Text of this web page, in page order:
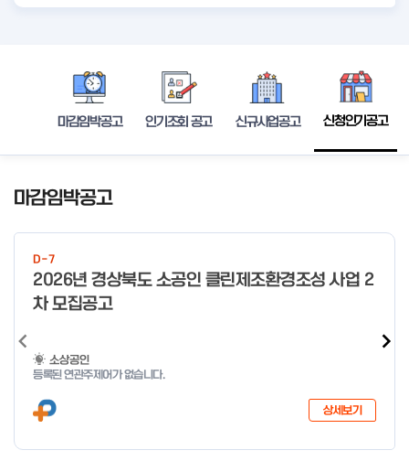
마감임박공고 인기조회 공고 신규사업공고 신청인기공고
마감임박공고
D-7
2026년 경상북도 소공인 클린제조환경조성 사업 2
차 모집공고
소상공인
등록된 연관주제어가 없습니다.
상세보기